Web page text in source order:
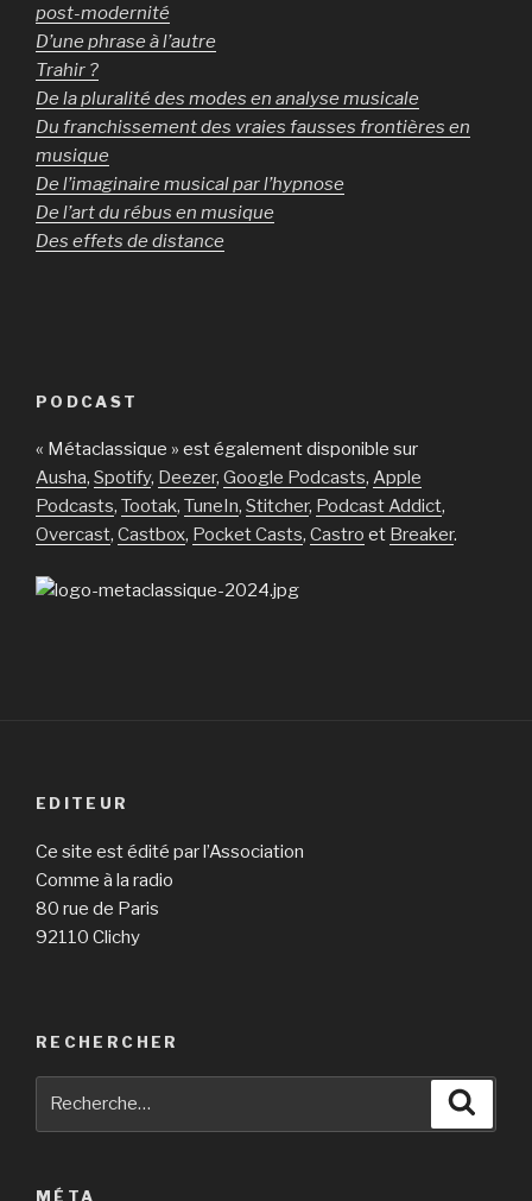
post-modernité
D’une phrase à l’autre
Trahir ?
De la pluralité des modes en analyse musicale
Du franchissement des vraies fausses frontières en
musique
De l’imaginaire musical par l’hypnose
De l’art du rébus en musique
Des effets de distance
PODCAST
« Métaclassique » est également disponible sur
Ausha, Spotify, Deezer, Google Podcasts, Apple
Podcasts, Tootak, TuneIn, Stitcher, Podcast Addict,
Overcast, Castbox, Pocket Casts, Castro et Breaker.
EDITEUR
Ce site est édité par l’Association
Comme à la radio
80 rue de Paris
92110 Clichy
RECHERCHER
MÉTA